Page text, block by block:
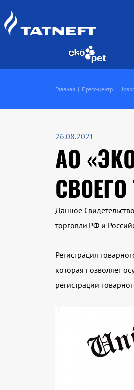
Главная Пресс-центр
26.08.2021
АО
Данное
торговли РФ и
Регистрация
которая позволяет
регистрации